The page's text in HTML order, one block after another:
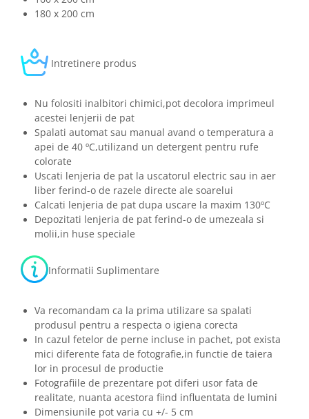
180 x 200 cm
Intretinere produs
Nu folositi inalbitori chimici,pot decolora imprimeul
acestei lenjerii de pat
Spalati automat sau manual avand o temperatura a
apei de 40 ºC,utilizand un detergent pentru rufe
colorate
Uscati lenjeria de pat la uscatorul electric sau in aer
liber ferind-o de razele directe ale soarelui
Calcati lenjeria de pat dupa uscare la maxim 130ºC
Depozitati lenjeria de pat ferind-o de umezeala si
molii,in huse speciale
Informatii Suplimentare
Va recomandam ca la prima utilizare sa spalati
produsul pentru a respecta o igiena corecta
In cazul fetelor de perne incluse in pachet, pot exista
mici diferente fata de fotografie,in functie de taiera
lor in procesul de productie
Fotografiile de prezentare pot diferi usor fata de
realitate, nuanta acestora fiind influentata de lumini
Dimensiunile pot varia cu +/- 5 cm